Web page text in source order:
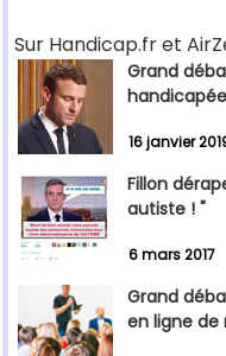
Sur Handicap.fr et
Grand
16 janvier
Fillon
autiste ! "
6 mars 2017
Grand
en ligne de